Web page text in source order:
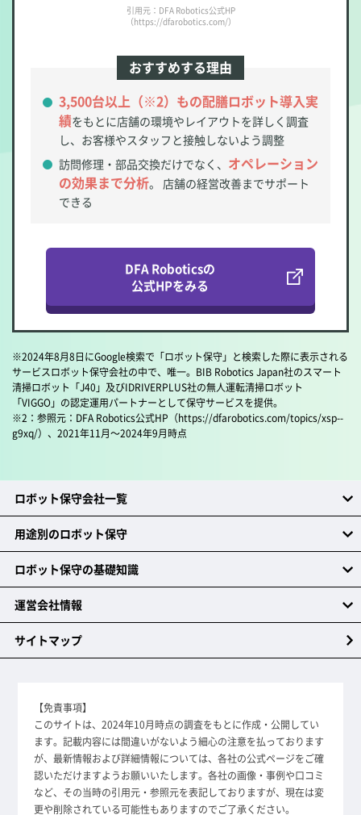
引用元：DFA Robotics公式HP
（https://dfarobotics.com/）
おすすめする理由
3,500台以上（※2）もの配膳ロボット導入実
績をもとに店舗の環境やレイアウトを詳しく調査
し、お客様やスタッフと接触しないよう調整
訪問修理・部品交換だけでなく、 オペレーション
の効果まで分析。 店舗の経営改善までサポート
できる
DFA Roboticsの
公式HPをみる
※2024年8月8日にGoogle検索で「ロボット保守」と検索した際に表示される
サービスロボット保守会社の中で、唯一。BIB Robotics Japan社のスマート
清掃ロボット「J40」及びIDRIVERPLUS社の無人運転清掃ロボット
「VIGGO」の認定運用パートナーとして保守サービスを提供。
※2：参照元：DFA Robotics公式HP（https://dfarobotics.com/topics/xsp--
g9xq/）、2021年11月～2024年9月時点
ロボット保守会社一覧
用途別のロボット保守
ロボット保守の基礎知識
運営会社情報
サイトマップ
【免責事項】
このサイトは、2024年10月時点の調査をもとに作成・公開してい
ます。記載内容には間違いがないよう細心の注意を払っております
が、最新情報および詳細情報については、各社の公式ページをご確
認いただけますようお願いいたします。各社の画像・事例や口コミ
など、その当時の引用元・参照元を表記しておりますが、現在は変
更や削除されている可能性もありますのでご了承ください。